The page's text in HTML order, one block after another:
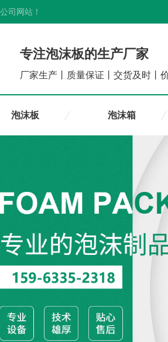
司网站！
专注泡沫板的生产厂家
厂家生产丨质量保证丨交货及时丨
泡沫板 泡沫箱